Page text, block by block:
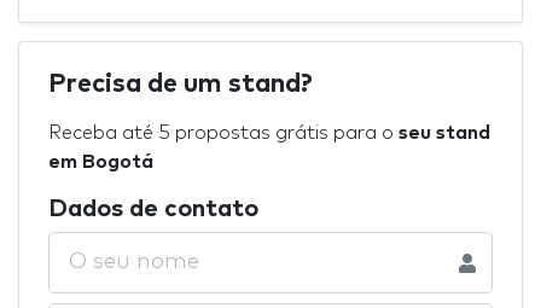
Precisa de um stand?
Receba até 5 propostas grátis para o seu stand
em Bogotá
Dados de contato